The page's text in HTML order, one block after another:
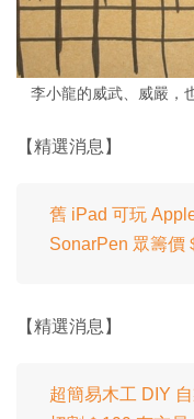
李小龍的威武、威嚴，
【精選消息】
舊 iPad 可玩
SonarPen 眾籌價
【精選消息】
超簡易木工 DIY